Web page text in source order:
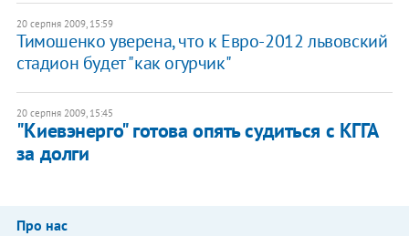
20 серпня 2009, 15:59
Тимошенко уверена, что к Евро-2012 львовский
стадион будет "как огурчик"
20 серпня 2009, 15:45
"Киевэнерго" готова опять судиться с КГГА
за долги
Про нас